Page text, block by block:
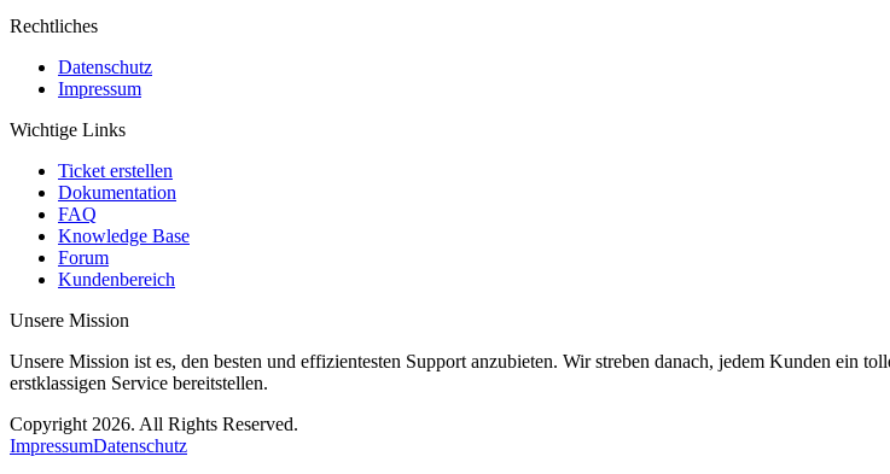
Rechtliches
Datenschutz
Impressum
Wichtige Links
Ticket erstellen
Dokumentation
FAQ
Knowledge Base
Forum
Kundenbereich
Unsere Mission
Unsere Mission ist es, den besten und effizientesten Support anzubieten. Wir streben danach, jedem Kunden ein
erstklassigen Service bereitstellen.
Copyright 2026. All Rights Reserved.
ImpressumDatenschutz